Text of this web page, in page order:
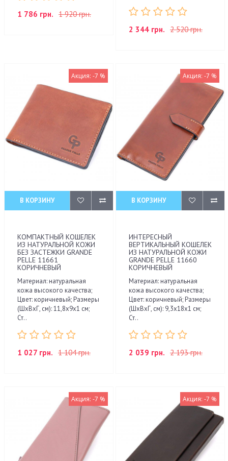
1 786 грн. 1 920 грн.
2 344 грн. 2 520 грн.
Акция: -7 %
В КОРЗИНУ
КОМПАКТНЫЙ КОШЕЛЕК
ИЗ НАТУРАЛЬНОЙ КОЖИ
БЕЗ ЗАСТЕЖКИ GRANDE
PELLE 11661
КОРИЧНЕВЫЙ
Материал: натуральная
кожа высокого качества;
Цвет: коричневый; Размеры
(ШхВхГ, см): 11,8х9х1 см;
Ст..
1 027 грн. 1 104 грн.
Акция: -7 %
В КОРЗИНУ
ИНТЕРЕСНЫЙ
ВЕРТИКАЛЬНЫЙ КОШЕЛЕК
ИЗ НАТУРАЛЬНОЙ КОЖИ
GRANDE PELLE 11660
КОРИЧНЕВЫЙ
Материал: натуральная
кожа высокого качества;
Цвет: коричневый; Размеры
(ШхВхГ, см): 9,3х18х1 см;
Ст..
2 039 грн. 2 193 грн.
Акция: -7 % Акция: -7 %